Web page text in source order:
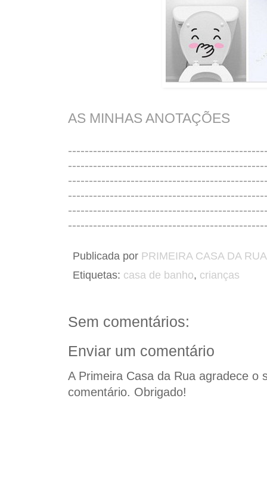
AS MINHAS ANOTAÇÕES
Publicada por PRIMEIRA CASA DA RUA
Etiquetas: casa de banho, crianças
Sem comentários:
Enviar um comentário
A Primeira Casa da Rua agradece o
comentário. Obrigado!